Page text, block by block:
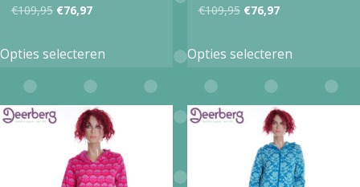
€109,95 Oorspronkelijke
was:
€109,95.
€76,97Huidige
is:
€76,97.
Opties selecteren
meerdere
variaties.
Deze
€109,95 Oorspronkelijke
was:
€109,95.
€76,97Huidige
is:
Opties selecteren
meerdere
variaties.
Deze